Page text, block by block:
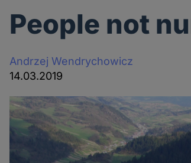
People not
Andrzej Wendrychowicz
14.03.2019